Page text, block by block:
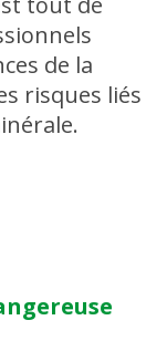
de la
risques liés